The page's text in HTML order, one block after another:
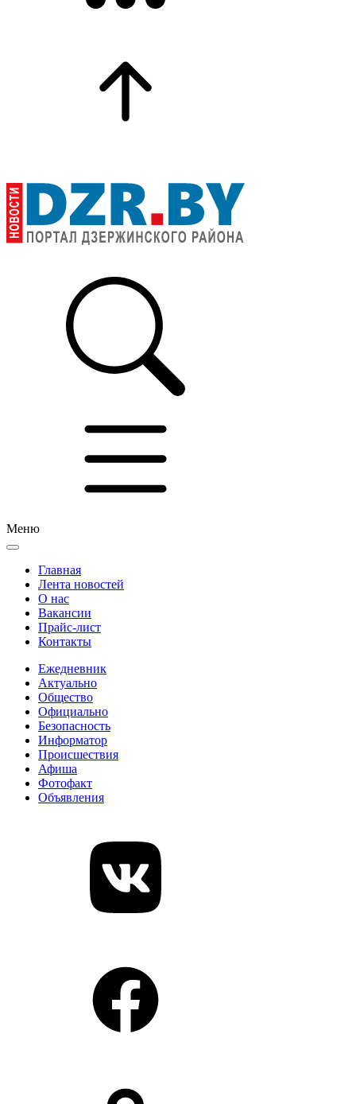
Меню
Главная
Лента новостей
О нас
Вакансии
Прайс-лист
Контакты
Ежедневник
Актуально
Общество
Официально
Безопасность
Информатор
Происшествия
Афиша
Фотофакт
Объявления